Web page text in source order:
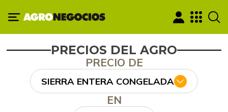
PRECIOS DEL AGRO
PRECIO DE
SIERRA ENTERA CONGELADA
EN